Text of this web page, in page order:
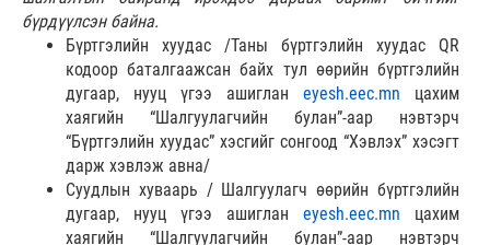
бүрдүүлсэн байна.
Бүртгэлийн хуудас /Таны бүртгэлийн хуудас QR
кодоор баталгаажсан байх тул өөрийн бүртгэлийн
дугаар, нууц үгээ ашиглан eyesh.eec.mn цахим
хаягийн “Шалгуулагчийн булан”-аар нэвтэрч
“Бүртгэлийн хуудас” хэсгийг сонгоод “Хэвлэх” хэсэгт
дарж хэвлэж авна/
Суудлын хуваарь / Шалгуулагч өөрийн бүртгэлийн
дугаар, нууц үгээ ашиглан eyesh.eec.mn цахим
хаягийн “Шалгуулагчийн булан”-аар нэвтэрч